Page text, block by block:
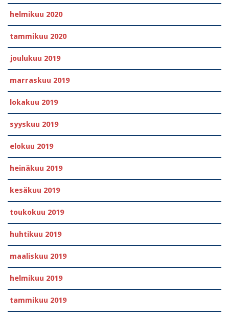
helmikuu 2020
tammikuu 2020
joulukuu 2019
marraskuu 2019
lokakuu 2019
syyskuu 2019
elokuu 2019
heinäkuu 2019
kesäkuu 2019
toukokuu 2019
huhtikuu 2019
maaliskuu 2019
helmikuu 2019
tammikuu 2019